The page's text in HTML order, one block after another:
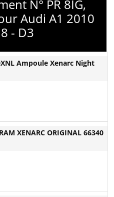
N° PR 8IG,
Audi A1 2010
- D3
Ampoule Xenarc Night
XENARC ORIGINAL 66340